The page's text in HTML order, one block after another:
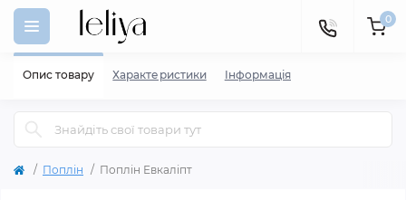
0
Поплін Поплін Евкаліпт
Опис товару Характеристики Iнформація